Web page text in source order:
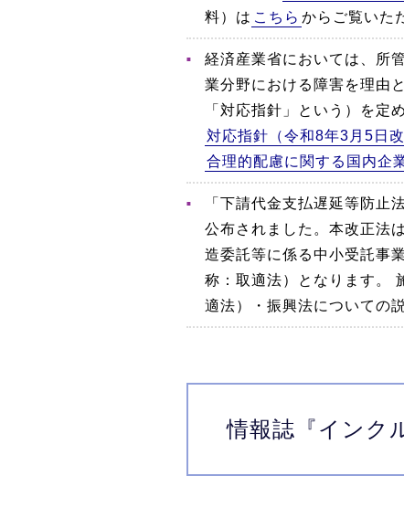
料）は こちら からご覧いた
経済産業省においては、所
業分野における障害を理由
「対応指針」という）を定
対応指針（令和8年3月5日改
合理的配慮に関する国内企
「下請代金支払遅延等防
公布されました。本改正法
造委託等に係る中小受託事
称：取適法）となります。
適法）・振興法についての
情報誌 『インク